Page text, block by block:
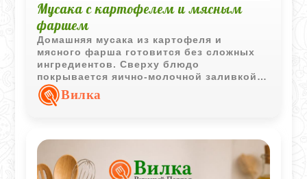
Мусака с картофелем и мясным
фаршем
Домашняя мусака из картофеля и
мясного фарша готовится без сложных
ингредиентов. Сверху блюдо
покрывается яично-молочной заливкой,
которая образует аппетитную румяную
поверхность.
Вилка